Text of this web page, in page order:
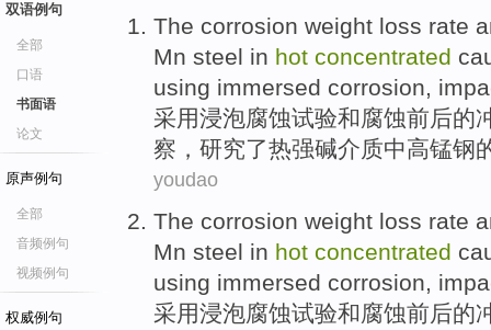
双语例句
全部
口语
书面语
论文
原声例句
全部
音频例句
视频例句
权威例句
The corrosion weight loss rate
Mn steel in hot concentrated
using immersed corrosion,
采用浸泡腐蚀试验和腐蚀前后的
察， 研究了热强碱介质中高锰钢
youdao
The corrosion weight loss rate
Mn steel in hot concentrated
using immersed corrosion,
采用浸泡腐蚀试验和腐蚀前后的